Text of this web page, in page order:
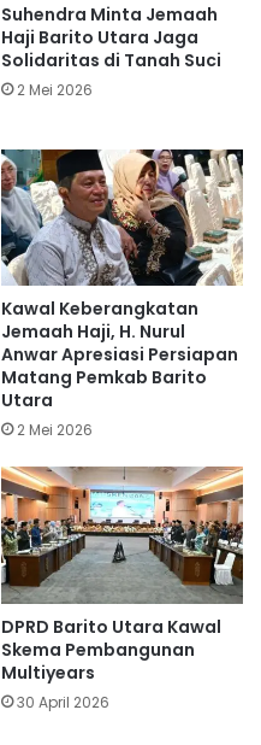
Suhendra Minta Jemaah
Haji Barito Utara Jaga
Solidaritas di Tanah Suci
2 Mei 2026
Kawal Keberangkatan
Jemaah Haji, H. Nurul
Anwar Apresiasi Persiapan
Matang Pemkab Barito
Utara
2 Mei 2026
DPRD Barito Utara Kawal
Skema Pembangunan
Multiyears
30 April 2026